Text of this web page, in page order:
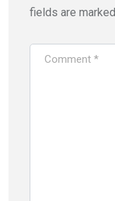
fields are marked